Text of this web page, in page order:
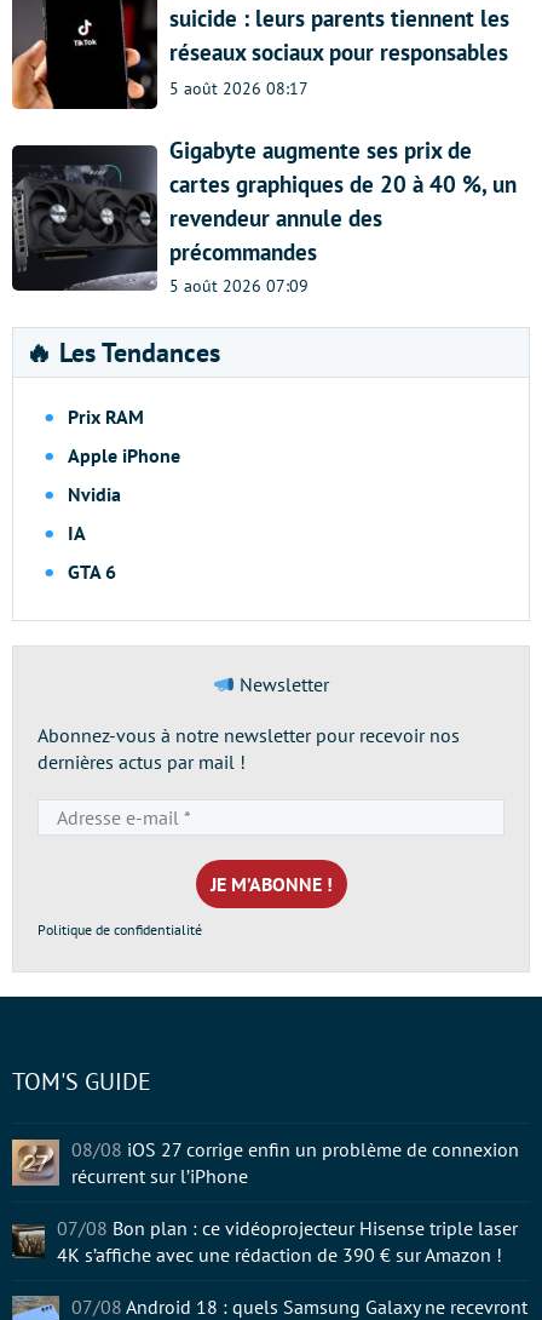
suicide : leurs parents tiennent les
réseaux sociaux pour responsables
5 août 2026 08:17
Gigabyte augmente ses prix de
cartes graphiques de 20 à 40 %, un
revendeur annule des
précommandes
5 août 2026 07:09
🔥 Les Tendances
Prix RAM
Apple iPhone
Nvidia
IA
GTA 6
Newsletter
Abonnez-vous à notre newsletter pour recevoir nos
dernières actus par mail !
e-
mail
*
Politique de confidentialité
TOM'S GUIDE
08/08 iOS 27 corrige enfin un problème de connexion
récurrent sur l’iPhone
07/08 Bon plan : ce vidéoprojecteur Hisense triple laser
4K s’affiche avec une rédaction de 390 € sur Amazon !
07/08 Android 18 : quels Samsung Galaxy ne recevront